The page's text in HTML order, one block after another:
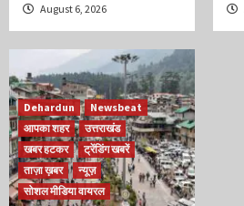
August 6, 2026
Dehardun
Newsbeat
आपका शहर
उत्तराखंड
खबर हटकर
ट्रेंडिंग खबरें
ताज़ा ख़बर
न्यूज़
सोशल मीडिया वायरल